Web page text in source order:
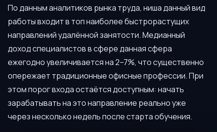
По данным аналитиков рынка труда, ниша данный вид
работы входит в топ наиболее быстрорастущих
направлений удалённой занятости. Медианный
доход специалистов в сфере данная сфера
ежегодно увеличивается на 2–7%, что существенно
опережает традиционные офисные профессии. При
этом порог входа остаётся доступным: начать
зарабатывать на это направление реально уже
через несколько недель после старта обучения.